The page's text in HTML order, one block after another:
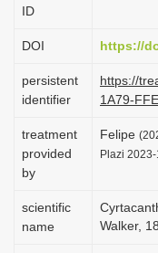
ID
DOI https://
persistent
identifier
https://
1A79-
treatment
provided
by
Felipe
Plazi
scientific
name
Walker,